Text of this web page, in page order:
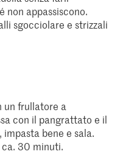
non appassiscono.
sgocciolare e strizzali
un frullatore a
con il pangrattato e il
bene e sala.
ca. 30 minuti.